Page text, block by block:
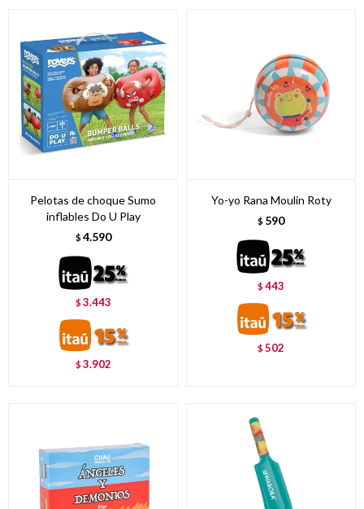
Pelotas de choque Sumo
inflables Do U Play
$ 4.590
$3.443
$3.902
Yo-yo Rana Moulin Roty
$ 590
$443
$502